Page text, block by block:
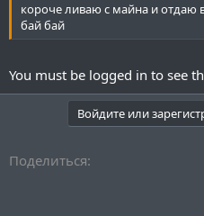
короче ливаю с майна и отдаю
бай бай
You must be logged in to see
Войдите или
Поделиться: